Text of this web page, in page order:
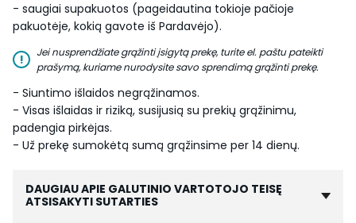
- saugiai supakuotos (pageidautina tokioje pačioje
pakuotėje, kokią gavote iš Pardavėjo).
!
Jei nusprendžiate grąžinti įsigytą prekę, turite el. paštu pateikti
prašymą, kuriame nurodysite savo sprendimą grąžinti prekę.
- Siuntimo išlaidos negrąžinamos.
- Visas išlaidas ir riziką, susijusią su prekių grąžinimu,
padengia pirkėjas.
- Už prekę sumokėtą sumą grąžinsime per 14 dienų.
DAUGIAU APIE GALUTINIO VARTOTOJO TEISĘ
ATSISAKYTI SUTARTIES